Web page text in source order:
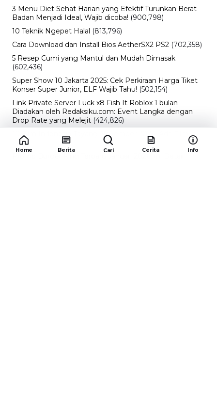
3 Menu Diet Sehat Harian yang Efektif Turunkan Berat
Badan Menjadi Ideal, Wajib dicoba! (900,798)
10 Teknik Ngepet Halal (813,796)
Cara Download dan Install Bios AetherSX2 PS2 (702,358)
5 Resep Cumi yang Mantul dan Mudah Dimasak
(602,436)
Super Show 10 Jakarta 2025: Cek Perkiraan Harga Tiket
Konser Super Junior, ELF Wajib Tahu! (502,154)
Link Private Server Luck x8 Fish It Roblox 1 bulan
Diadakan oleh Redaksiku.com: Event Langka dengan
Drop Rate yang Melejit (424,826)
10 Film Indonesia Tayang November 2024, Ada Film
Wulan Guritno! (352,097)
Home Berita Cari Cerita Info